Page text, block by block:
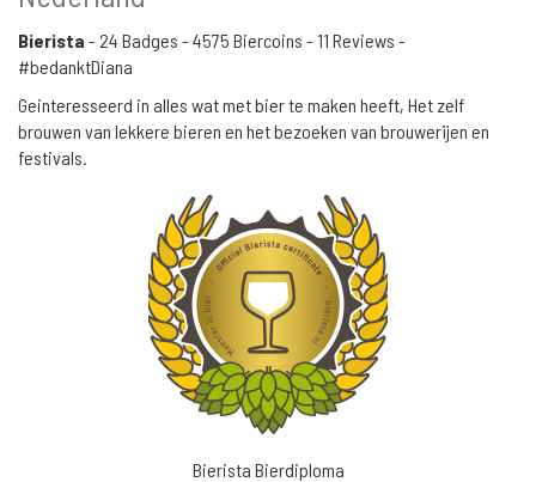
Bierista - 24 Badges - 4575 Biercoins - 11 Reviews -
#bedanktDiana
Geinteresseerd in alles wat met bier te maken heeft, Het zelf
brouwen van lekkere bieren en het bezoeken van brouwerijen en
festivals.
Bierista Bierdiploma